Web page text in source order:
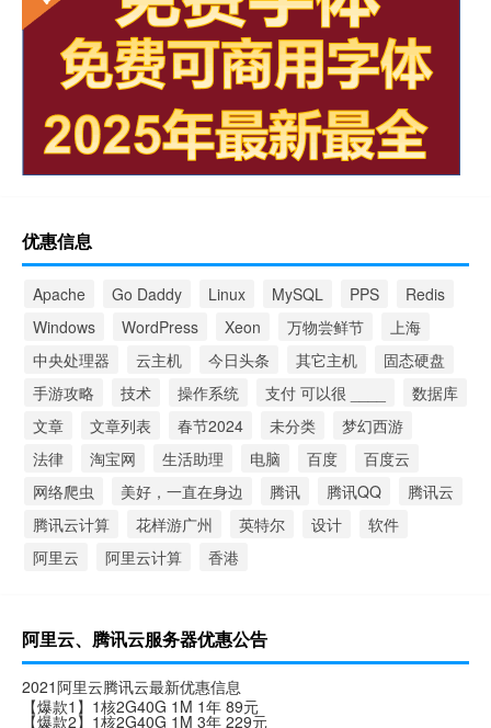
优惠信息
Apache Go Daddy Linux MySQL PPS
Redis
Windows
WordPress Xeon 万物尝鲜节
上海
中央处理器
云主机 今日头条 其它主机
固态硬盘
手游攻略
技术 操作系统 支付 可以很 ____
数据库
文章
文章列表 春节2024 未分类
梦幻西游
法律
淘宝网 生活助理 电脑 百度
百度云
网络爬虫
美好，一直在身边 腾讯 腾讯QQ
腾讯云
腾讯云计算
花样游广州 英特尔 设计
软件
阿里云
阿里云计算 香港
阿里云、腾讯云服务器优惠公告
2021阿里云腾讯云最新优惠信息
【爆款1】1核2G40G 1M 1年 89元
【爆款2】1核2G40G 1M 3年 229元